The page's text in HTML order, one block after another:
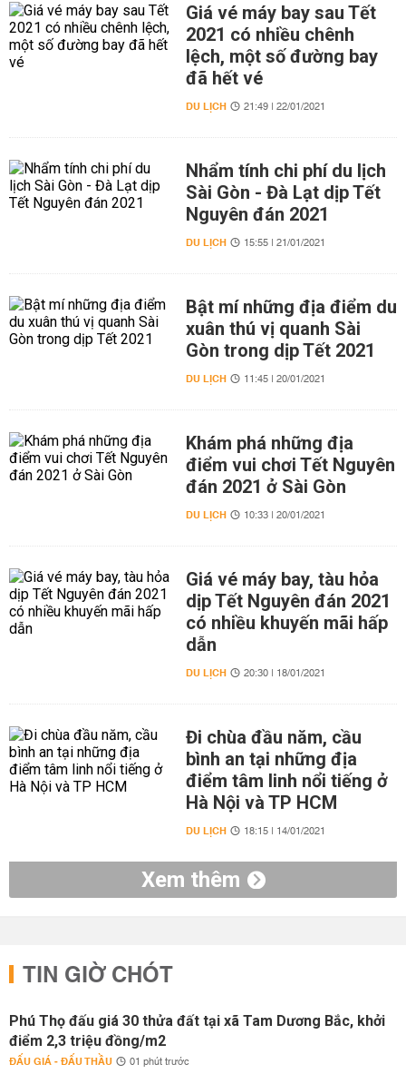
Giá vé máy bay sau Tết
2021 có nhiều chênh
lệch, một số đường bay
đã hết vé
DU LỊCH 21:49 | 22/01/2021
Nhẩm tính chi phí du lịch
Sài Gòn - Đà Lạt dịp Tết
Nguyên đán 2021
DU LỊCH 15:55 | 21/01/2021
Bật mí những địa điểm du
xuân thú vị quanh Sài
Gòn trong dịp Tết 2021
DU LỊCH 11:45 | 20/01/2021
Khám phá những địa
điểm vui chơi Tết Nguyên
đán 2021 ở Sài Gòn
DU LỊCH 10:33 | 20/01/2021
Giá vé máy bay, tàu hỏa
dịp Tết Nguyên đán 2021
có nhiều khuyến mãi hấp
dẫn
DU LỊCH 20:30 | 18/01/2021
Đi chùa đầu năm, cầu
bình an tại những địa
điểm tâm linh nổi tiếng ở
Hà Nội và TP HCM
DU LỊCH 18:15 | 14/01/2021
Xem thêm
TIN GIỜ CHÓT
Phú Thọ đấu giá 30 thửa đất tại xã Tam Dương Bắc, khởi
điểm 2,3 triệu đồng/m2
ĐẤU GIÁ - ĐẤU THẦU 01 phút trước